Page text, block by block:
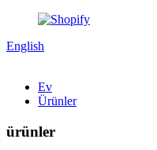
English
Ev
Ürünler
ürünler